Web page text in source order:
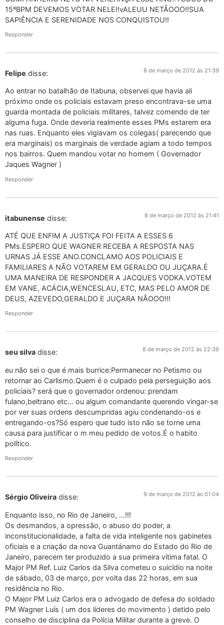
15ºBPM DEVEMOS VOTAR NELE!!vALEUU NETÃOOO!!SUA
SAPIÊNCIA E SERENIDADE NOS CONQUISTOU!!
Responder
Felipe disse: 8 de março de 2012 às 21:39
Ao entrar no batalhão de Itabuna, observei que havia ali
próximo onde os policiais estavam preso encontrava-se uma
guarda montada de policiais militares, talvez comendo de ter
alguma fuga. Onde deveria realmente esses PMs estarem era
nas ruas. Enquanto eles vigiavam os colegas( parecendo que
era marginais) os marginais de verdade agiam a todo tempos
nos bairros. Quem mandou votar no homem ( Governador
Jaques Wagner )
Responder
itabunense disse: 8 de março de 2012 às 21:41
ATÉ QUE ENFIM A JUSTIÇA FOI FEITA A ESSES 6
PMs.ESPERO QUE WAGNER RECEBA A RESPOSTA NAS
URNAS JÁ ESSE ANO.CONCLAMO AOS POLICIAIS E
FAMILIARES A NÃO VOTAREM EM GERALDO OU JUÇARA.É
UMA MANEIRA DE RESPONDER A JACQUES VODKA.VOTEM
EM VANE, ACÁCIA,WENCESLAU, ETC, MAS PELO AMOR DE
DEUS, AZEVEDO,GERALDO E JUÇARA NÃOOO!!!
Responder
seu silva disse: 8 de março de 2012 às 22:39
eu não sei o que é mais burrice:Permanecer no Petismo ou
retornar ao Carlismo.Quem é o culpado pela perseguição aos
policiais? será que o governador ordenou: prendam
fulano,beltrano etc… ou algum comandante querendo vingar-se
por ver suas ordens descumpridas agiu condenando-os e
entregando-os?Só espero que tudo isto não se torne uma
causa para justificar o m meu pedido de votos.É o habito
político.
Responder
Sérgio Oliveira disse: 9 de março de 2012 às 01:04
Enquanto isso, no Rio de Janeiro, …!!!
Os desmandos, a opressão, o abuso do poder, a
inconstitucionalidade, a falta de vida inteligente nos gabinetes
oficiais e a criação da nova Guantánamo do Estado do Rio de
Janeiro, parecem ter produzido a sua primeira vítima fatal. O
Major PM Ref. Luiz Carlos da Silva cometeu o suicídio na noite
de sábado, 03 de março, por volta das 22 horas, em sua
residência no Rio.
O Major PM Luiz Carlos era o advogado de defesa do soldado
PM Wagner Luís ( um dos líderes do movimento ) detido pelo
conselho de disciplina da Polícia Militar durante a greve. O